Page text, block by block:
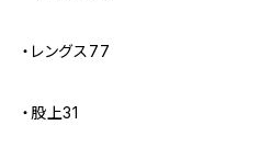
・レングス77
・股上31